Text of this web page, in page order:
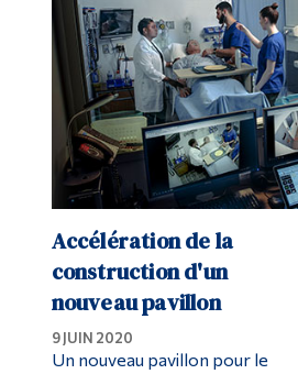
Accélération de la
construction d'un
nouveau pavillon
9 JUIN 2020
Un nouveau pavillon pour le